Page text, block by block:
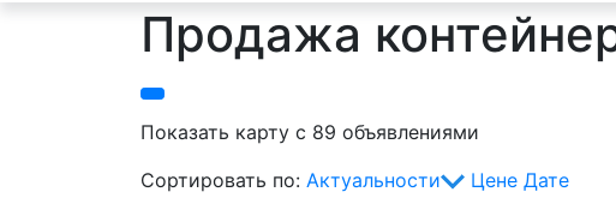
Продажа
Показать карту с 89 объявлениями
Сортировать по: Актуальности Цене Дате